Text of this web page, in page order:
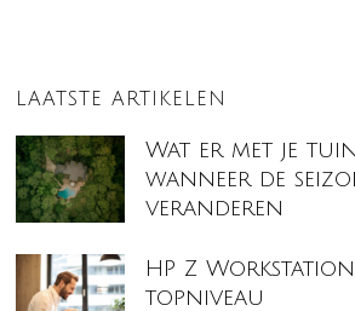
LAATSTE ARTIKELEN
Wat er met je
wanneer de
veranderen
HP Z
topniveau